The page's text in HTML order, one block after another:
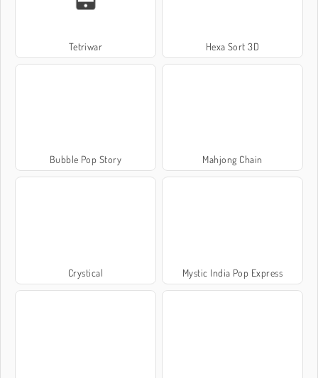
Tetriwar Hexa Sort 3D
Bubble Pop Story Mahjong Chain
Crystical Mystic India Pop Express